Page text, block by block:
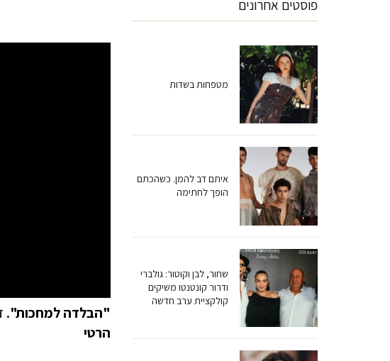
"הבלדה למחכות".
הרטי
פוסטים אחרונים
מטפחות בשדות
איתם דב להמן. כשהכתם
הופך לחתימה
שחור, לבן וקוטור: גולברי
ודרור קונטנטו משיקים
קולקציית ערב חדשה